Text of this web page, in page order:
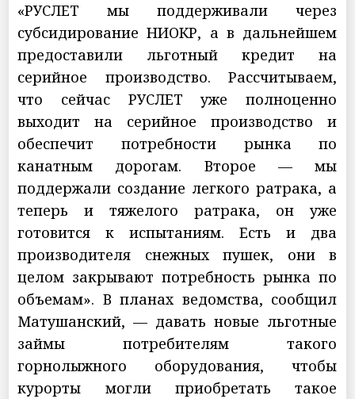
«РУСЛЕТ мы поддерживали через
субсидирование НИОКР, а в дальнейшем
предоставили льготный кредит на
серийное производство. Рассчитываем,
что сейчас РУСЛЕТ уже полноценно
выходит на серийное производство и
обеспечит потребности рынка по
канатным дорогам. Второе — мы
поддержали создание легкого ратрака, а
теперь и тяжелого ратрака, он уже
готовится к испытаниям. Есть и два
производителя снежных пушек, они в
целом закрывают потребность рынка по
объемам». В планах ведомства, сообщил
Матушанский, — давать новые льготные
займы потребителям такого
горнолыжного оборудования, чтобы
курорты могли приобретать такое